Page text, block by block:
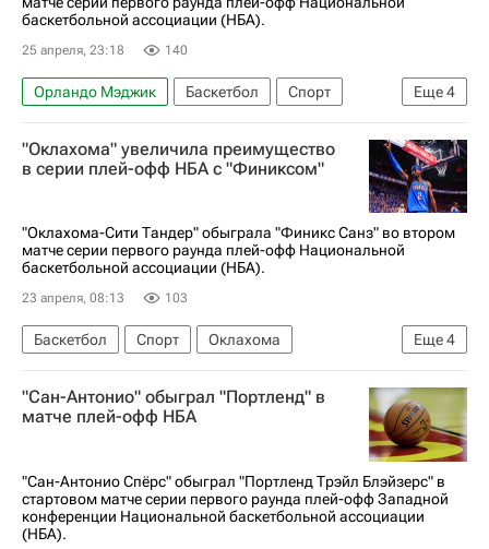
баскетбольной ассоциации (НБА).
25 апреля, 23:18 140
Еще4
Орландо Мэджик Баскетбол
Спорт
Орландо
Кейд Каннингем
Уэнделл Картер
Детройт Пистонс
"Оклахома" увеличила преимущество
в серии плей-офф НБА с "Финиксом"
"Оклахома-Сити Тандер" обыграла "Финикс Санз" во втором
матче серии первого раунда плей-офф Национальной
баскетбольной ассоциации (НБА).
23 апреля, 08:13 103
Еще4
Баскетбол Спорт
Оклахома
Диллон Брукс
Оклахома-Сити Тандер
Финикс Санз
Детройт Пистонс
"Сан-Антонио" обыграл "Портленд" в
матче плей-офф НБА
"Сан-Антонио Спёрс" обыграл "Портленд Трэйл Блэйзерс" в
стартовом матче серии первого раунда плей-офф Западной
конференции Национальной баскетбольной ассоциации
(НБА).